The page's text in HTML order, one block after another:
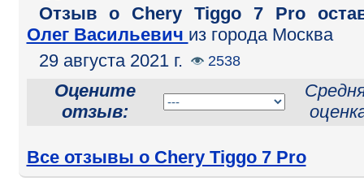
Отзыв o Chery Tiggo 7 Pro
Олег Васильевич из города Москва
29 августа 2021 г.
2538
Оцените
отзыв:
Все отзывы о Chery Tiggo 7 Pro